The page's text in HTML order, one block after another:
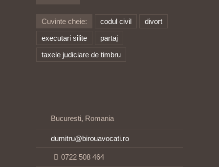
Cuvinte cheie: codul civil
divort
executari silite
partaj
taxele judiciare de timbru
Bucuresti, Romania
dumitru@birouavocati.ro
0722 508 464